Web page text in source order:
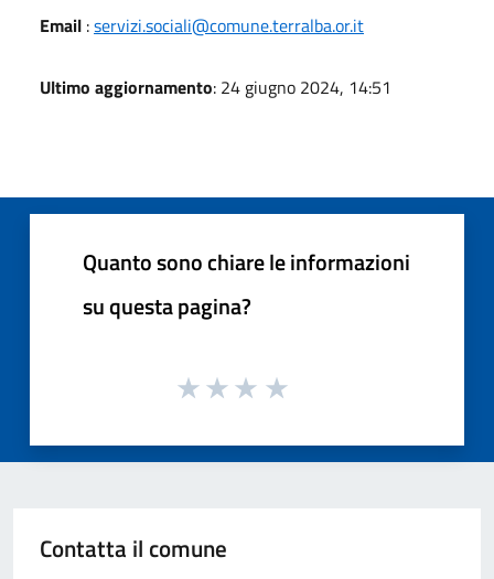
Email :servizi.sociali@comune.terralba.or.it
Ultimo aggiornamento: 24 giugno 2024, 14:51
Quanto sono chiare le informazioni
su questa pagina?
Contatta il comune